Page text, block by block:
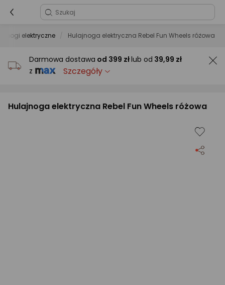
elektryczne Hulajnoga elektryczna Rebel Fun Wheels różowa
Darmowa dostawa od 399 złlub od 39,99 zł
z
Szczegóły
Hulajnoga elektryczna Rebel Fun Wheels różowa